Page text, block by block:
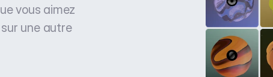
vous aimez
une autre